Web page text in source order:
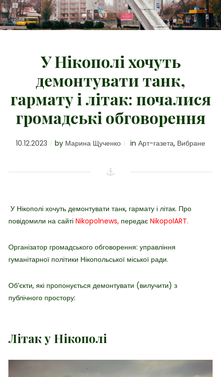
У Нікополі хочуть
демонтувати танк,
гармату і літак: почалися
громадські обговорення
10.12.2023 by Марина Щученко in Арт-газета, Вибране
У Нікополі хочуть демонтувати танк, гармату і літак. Про
повідомили на сайті Nikopolnews,передає NikopolART.
Організатор громадського обговорення: управління
гуманітарної політики Нікопольської міської ради.
Об’єкти, які пропонується демонтувати (вилучити) з
публічного простору:
Літак у Нікополі